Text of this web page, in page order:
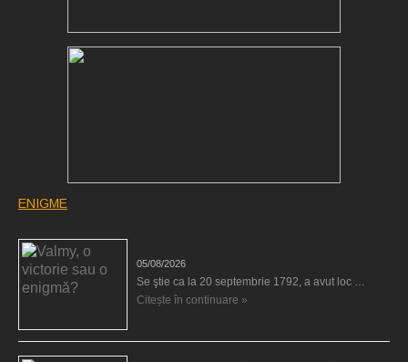
ENIGME
05/08/2026
Se ştie ca la 20 septembrie 1792, a avut loc …
Citește în continuare »